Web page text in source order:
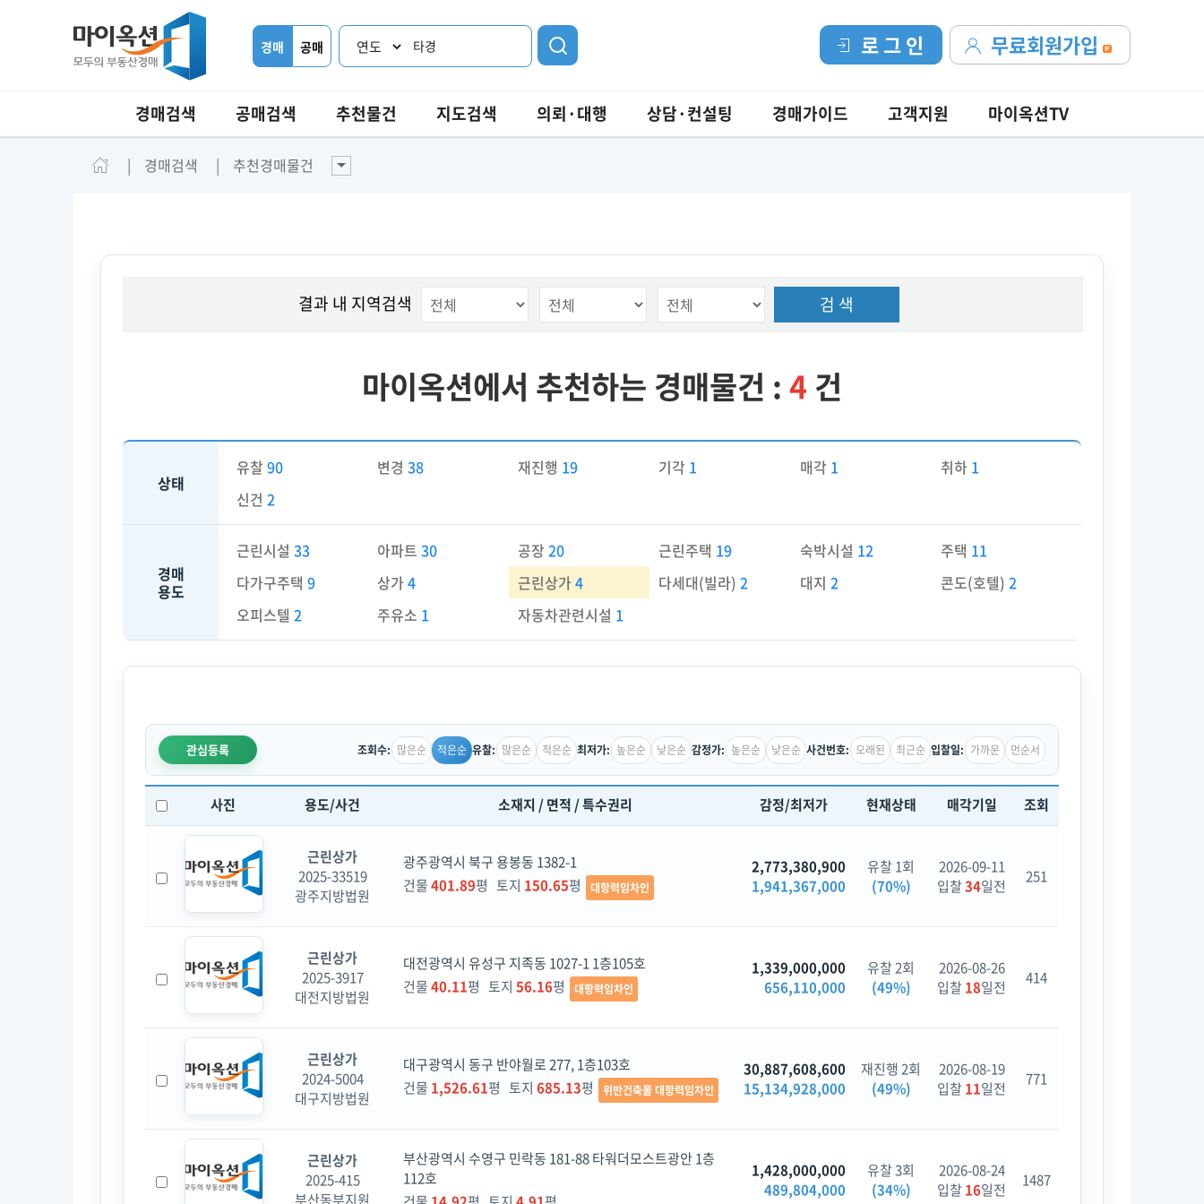
경매 공매 타경 무료회원가입
로 그 인
경매검색 공매검색 추천물건 지도검색 의뢰·대행 상담·컨설팅 경매가이드 고객지원 마이옥션TV
경매검색 추천경매물건
결과 내 지역검색 검 색
마이옥션에서 추천하는 경매물건 : 4 건
상태
유찰 90 변경38 재진행 19 기각 1 매각 1 취하 1
신건 2
경매
용도
근린시설 33 아파트30 공장20 근린주택 19 숙박시설 12 주택 11
다가구주택 9 상가4 근린상가4 다세대(빌라)2 대지 2 콘도(호텔) 2
오피스텔 2 주유소 1 자동차관련시설 1
관심등록 조회수: 많은순 적은순 유찰: 많은순 적은순 최저가: 높은순 낮은순 감정가: 높은순 낮은순 사건번호: 오래된 최근순 입찰일: 가까운 먼순서
사진 용도/사건 소재지 / 면적 / 특수권리 감정/최저가 현재상태 매각기일 조회
근린상가
2025-33519
광주지방법원
광주광역시 북구 용봉동 1382-1
건물401.89평 토지 150.65평 대항력임차인
2,773,380,900
1,941,367,000
유찰 1회
(70%)
2026-09-11
입찰34일전 251
근린상가
2025-3917
대전지방법원
대전광역시 유성구 지족동 1027-1 1층105호
건물40.11평 토지 56.16평 대항력임차인
1,339,000,000
656,110,000
유찰 2회
(49%)
2026-08-26
입찰18일전 414
근린상가
2024-5004
대구지방법원
대구광역시 동구 반야월로 277, 1층103호
건물 1,526.61평 토지 685.13평 위반건축물 대항력임차인
30,887,608,600
15,134,928,000
재진행 2회
(49%)
2026-08-19
입찰11일전 771
근린상가
2025-415
부산동부지원
부산광역시 수영구 민락동 181-88 타워더모스트광안 1층
112호
1,428,000,000
489,804,000
유찰 3회
(34%)
2026-08-24
입찰16일전 1487